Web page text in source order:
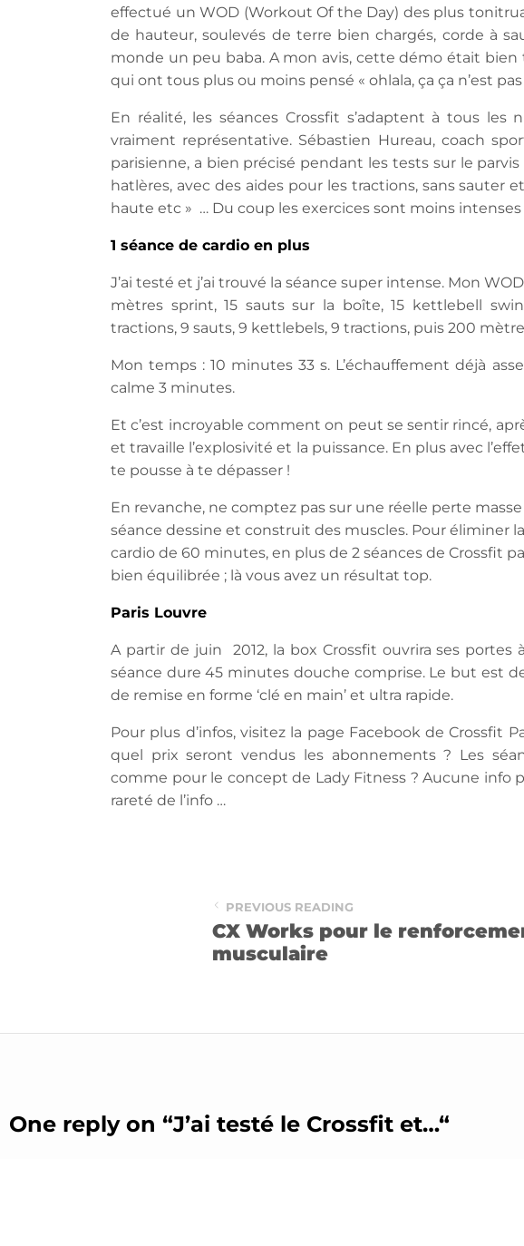
effectué un WOD (Workout Of the Day) des plus
de hauteur, soulevés de terre bien chargés, corde à
monde un peu baba. A mon avis, cette démo était bien
qui ont tous plus ou moins pensé « ohlala, ça ça n’est
En réalité, les séances Crossfit s’adaptent à tous les
vraiment représentative. Sébastien Hureau, coach
parisienne, a bien précisé pendant les tests sur le
hatlères, avec des aides pour les tractions, sans
haute etc » … Du coup les exercices sont moins
1 séance de cardio en plus
J’ai testé et j’ai trouvé la séance super intense. Mon
mètres sprint, 15 sauts sur la boîte, 15 kettlebell
tractions, 9 sauts, 9 kettlebels, 9 tractions, puis 200
Mon temps : 10 minutes 33 s. L’échauffement déjà
calme 3 minutes.
Et c’est incroyable comment on peut se sentir rincé,
et travaille l’explosivité et la puissance. En plus avec
te pousse à te dépasser !
En revanche, ne comptez pas sur une réelle perte
séance dessine et construit des muscles. Pour éliminer
cardio de 60 minutes, en plus de 2 séances de Crossfit
bien équilibrée ; là vous avez un résultat top.
Paris Louvre
A partir de juin 2012, la box Crossfit ouvrira ses portes
séance dure 45 minutes douche comprise. Le but est
de remise en forme ‘clé en main’ et ultra rapide.
Pour plus d’infos, visitez la page Facebook de Crossfit
quel prix seront vendus les abonnements ? Les
comme pour le concept de Lady Fitness ? Aucune info
rareté de l’info …
PREVIOUS READING
CX Works pour le
musculaire
One reply on “J’ai testé le Crossfit et…“